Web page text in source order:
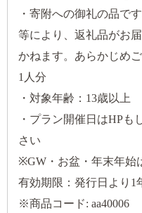
・寄附への御礼の品で
等により、返礼品がお
かねます。あらかじめご
1人分
・対象年齢：13歳以上
・プラン開催日はHP
さい
※GW・お盆・年末年
有効期限：発行日より1
※商品コード: aa40006